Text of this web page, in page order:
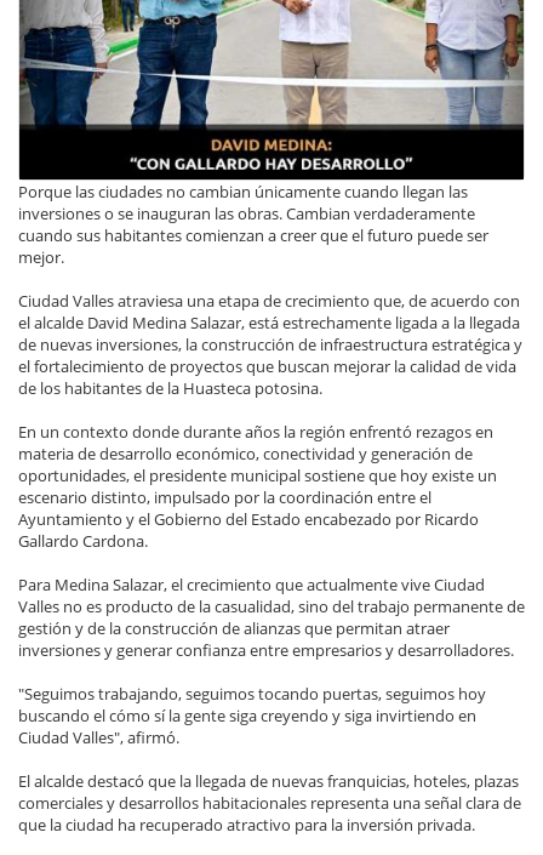
Porque las ciudades no cambian únicamente cuando llegan las
inversiones o se inauguran las obras. Cambian verdaderamente
cuando sus habitantes comienzan a creer que el futuro puede ser
mejor.
Ciudad Valles atraviesa una etapa de crecimiento que, de acuerdo con
el alcalde David Medina Salazar, está estrechamente ligada a la llegada
de nuevas inversiones, la construcción de infraestructura estratégica y
el fortalecimiento de proyectos que buscan mejorar la calidad de vida
de los habitantes de la Huasteca potosina.
En un contexto donde durante años la región enfrentó rezagos en
materia de desarrollo económico, conectividad y generación de
oportunidades, el presidente municipal sostiene que hoy existe un
escenario distinto, impulsado por la coordinación entre el
Ayuntamiento y el Gobierno del Estado encabezado por Ricardo
Gallardo Cardona.
Para Medina Salazar, el crecimiento que actualmente vive Ciudad
Valles no es producto de la casualidad, sino del trabajo permanente de
gestión y de la construcción de alianzas que permitan atraer
inversiones y generar confianza entre empresarios y desarrolladores.
"Seguimos trabajando, seguimos tocando puertas, seguimos hoy
buscando el cómo sí la gente siga creyendo y siga invirtiendo en
Ciudad Valles", afirmó.
El alcalde destacó que la llegada de nuevas franquicias, hoteles, plazas
comerciales y desarrollos habitacionales representa una señal clara de
que la ciudad ha recuperado atractivo para la inversión privada.